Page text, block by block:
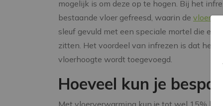
mogelijk is om deze op te hogen. Bij het
bestaande vloer gefreesd, waarin de
sleuf gevuld met een speciale mortel die
zitten. Het voordeel van infrezen is dat het
vloerhoogte wordt toegevoegd.
Hoeveel kun je
Met vloerverwarming kun je tot wel 15%